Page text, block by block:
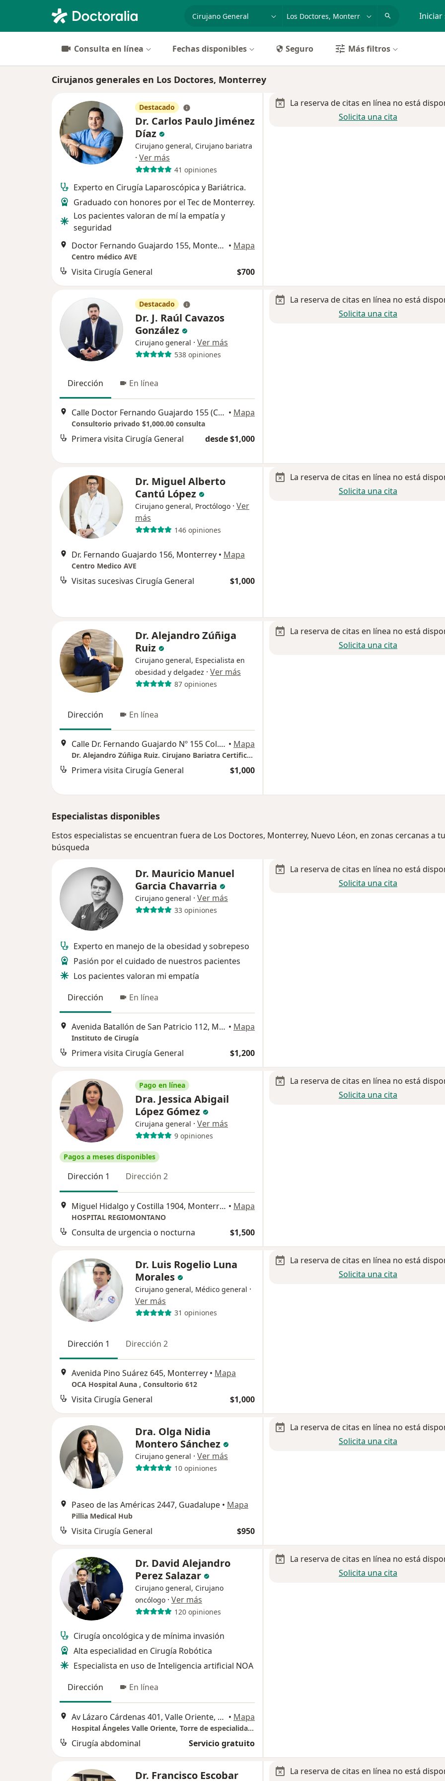
Iniciar
Consulta en línea Fechas disponibles Seguro Más filtros
Cirujanos generales en Los Doctores, Monterrey
Destacado
Dr. Carlos Paulo Jiménez
Díaz
Cirujano general, Cirujano bariatra
· Ver más
41 opiniones
Experto en Cirugía Laparoscópica y Bariátrica.
Graduado con honores por el Tec de Monterrey.
Los pacientes valoran de mí la empatía y
seguridad
Doctor Fernando Guajardo 155, Monterrey • Mapa
Centro médico AVE
Visita Cirugía General $700
La reserva de citas en línea no está
Solicita una cita
Destacado
Dr. J. Raúl Cavazos
González
Cirujano general · Ver más
538 opiniones
Dirección En línea
Calle Doctor Fernando Guajardo 155 (CENTRO MEDICO AVE 4 TO PISO), Monterrey • Mapa
Consultorio privado $1,000.00 consulta
Primera visita Cirugía General desde $1,000
La reserva de citas en línea no está
Solicita una cita
Dr. Miguel Alberto
Cantú López
Cirujano general, Proctólogo · Ver
más
146 opiniones
Dr. Fernando Guajardo 156, Monterrey • Mapa
Centro Medico AVE
Visitas sucesivas Cirugía General $1,000
La reserva de citas en línea no está
Solicita una cita
Dr. Alejandro Zúñiga
Ruiz
Cirujano general, Especialista en
obesidad y delgadez · Ver más
87 opiniones
Dirección En línea
Calle Dr. Fernando Guajardo Nº 155 Col. Los Doctores, Monterrey • Mapa
Dr. Alejandro Zúñiga Ruiz. Cirujano Bariatra Certificado
Primera visita Cirugía General $1,000
La reserva de citas en línea no está
Solicita una cita
Especialistas disponibles
Estos especialistas se encuentran fuera de Los Doctores, Monterrey, Nuevo Léon, en zonas cercanas a tu
búsqueda
Dr. Mauricio Manuel
Garcia Chavarria
Cirujano general · Ver más
33 opiniones
Experto en manejo de la obesidad y sobrepeso
Pasión por el cuidado de nuestros pacientes
Los pacientes valoran mi empatía
Dirección
En línea
Avenida Batallón de San Patricio 112, Monterrey • Mapa
Instituto de Cirugía
Primera visita Cirugía General $1,200
La reserva de citas en línea no está
Solicita una cita
Pago en línea
Dra. Jessica Abigail
López Gómez
Cirujana general · Ver más
9 opiniones
Pagos a meses disponibles
Dirección 1 Dirección 2
Miguel Hidalgo y Costilla 1904, Monterrey • Mapa
HOSPITAL REGIOMONTANO
Consulta de urgencia o nocturna $1,500
La reserva de citas en línea no está
Solicita una cita
Dr. Luis Rogelio Luna
Morales
Cirujano general, Médico general ·
Ver más
31 opiniones
Dirección 1 Dirección 2
Avenida Pino Suárez 645, Monterrey • Mapa
OCA Hospital Auna , Consultorio 612
Visita Cirugía General $1,000
La reserva de citas en línea no está
Solicita una cita
Dra. Olga Nidia
Montero Sánchez
Cirujano general · Ver más
10 opiniones
Paseo de las Américas 2447, Guadalupe • Mapa
Pillia Medical Hub
Visita Cirugía General $950
La reserva de citas en línea no está
Solicita una cita
Dr. David Alejandro
Perez Salazar
Cirujano general, Cirujano
oncólogo · Ver más
120 opiniones
Cirugía oncológica y de mínima invasión
Alta especialidad en Cirugía Robótica
Especialista en uso de Inteligencia artificial NOA
Dirección
En línea
Av Lázaro Cárdenas 401, Valle Oriente, San Pedro Garza Garcia • Mapa
Hospital Ángeles Valle Oriente, Torre de especialidades piso 16 Consultorio 1603 (CanSurgE)
Cirugía abdominal Servicio gratuito
La reserva de citas en línea no está
Solicita una cita
Dr. Francisco Escobar
La reserva de citas en línea no está